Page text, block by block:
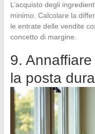
L’acquisto degli
minimo. Calcolare la
le entrate delle vendite
concetto di margine.
9.
la posta